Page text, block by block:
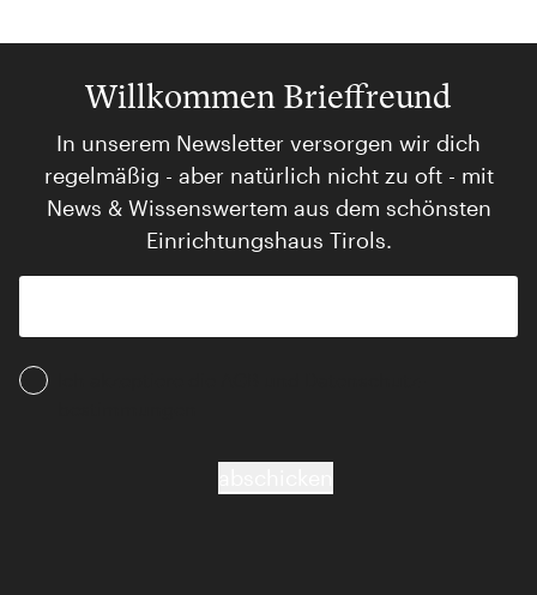
Willkommen Brieffreund
In unserem Newsletter versorgen wir dich
regelmäßig - aber natürlich nicht zu oft - mit
News & Wissenswertem aus dem schönsten
Einrichtungshaus Tirols.